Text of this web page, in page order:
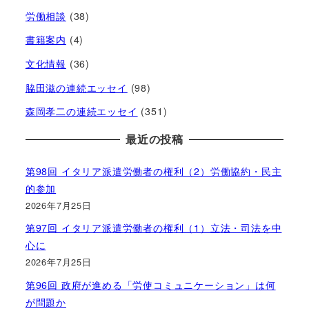
労働相談 (38)
書籍案内 (4)
文化情報 (36)
脇田滋の連続エッセイ (98)
森岡孝二の連続エッセイ (351)
最近の投稿
第98回 イタリア派遣労働者の権利（2）労働協約・民主
的参加
2026年7月25日
第97回 イタリア派遣労働者の権利（1）立法・司法を中
心に
2026年7月25日
第96回 政府が進める「労使コミュニケーション」は何
が問題か